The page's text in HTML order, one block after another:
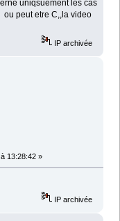
uniqsuement les cas
peut etre C,,la video
IP archivée
13:28:42 »
IP archivée